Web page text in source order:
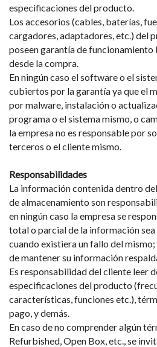
especificaciones del producto.
Los accesorios (cables, baterías,
cargadores, adaptadores, etc.) del
poseen garantía de funcionamiento
desde la compra.
En ningún caso el software o el
cubiertos por la garantía ya que el
por malware, instalación o
programa o el sistema mismo, o
la empresa no es responsable por
terceros o el cliente mismo.
Responsabilidades
La información contenida dentro
de almacenamiento son
en ningún caso la empresa se
total o parcial de la información sea
cuando existiera un fallo del
de mantener su información
Es responsabilidad del cliente leer
especificaciones del producto
características, funciones etc.),
pago, y demás.
En caso de no comprender algún
Refurbished, Open Box, etc., se